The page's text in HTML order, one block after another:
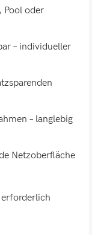
Pool oder
– individueller
– langlebig
Netzoberfläche